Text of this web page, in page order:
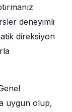
deneyimli
direksiyon
uygun olup,